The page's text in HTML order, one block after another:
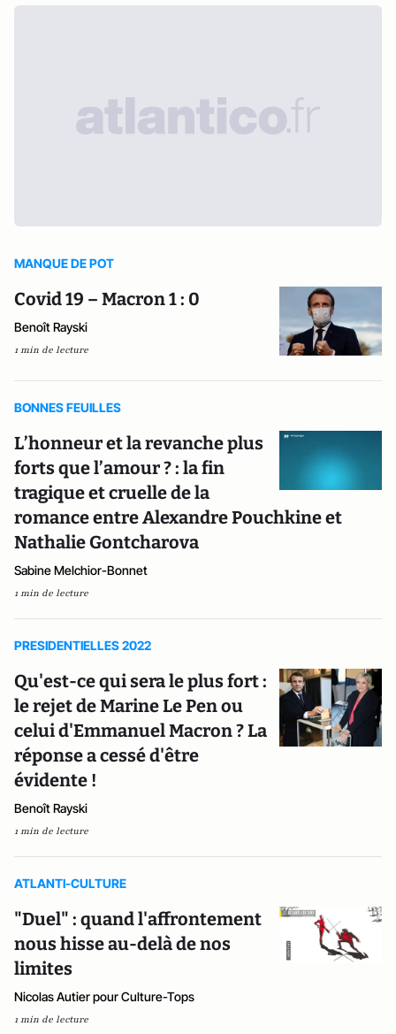
MANQUE DE POT
Covid 19 – Macron 1 : 0
Benoît Rayski
1 min de lecture
BONNES FEUILLES
L’honneur et la revanche plus
forts que l’amour ? : la fin
tragique et cruelle de la
romance entre Alexandre Pouchkine et
Nathalie Gontcharova
Sabine Melchior-Bonnet
1 min de lecture
PRESIDENTIELLES 2022
Qu'est-ce qui sera le plus fort :
le rejet de Marine Le Pen ou
celui d'Emmanuel Macron ? La
réponse a cessé d'être
évidente !
Benoît Rayski
1 min de lecture
ATLANTI-CULTURE
"Duel" : quand l'affrontement
nous hisse au-delà de nos
limites
Nicolas Autier pour Culture-Tops
1 min de lecture